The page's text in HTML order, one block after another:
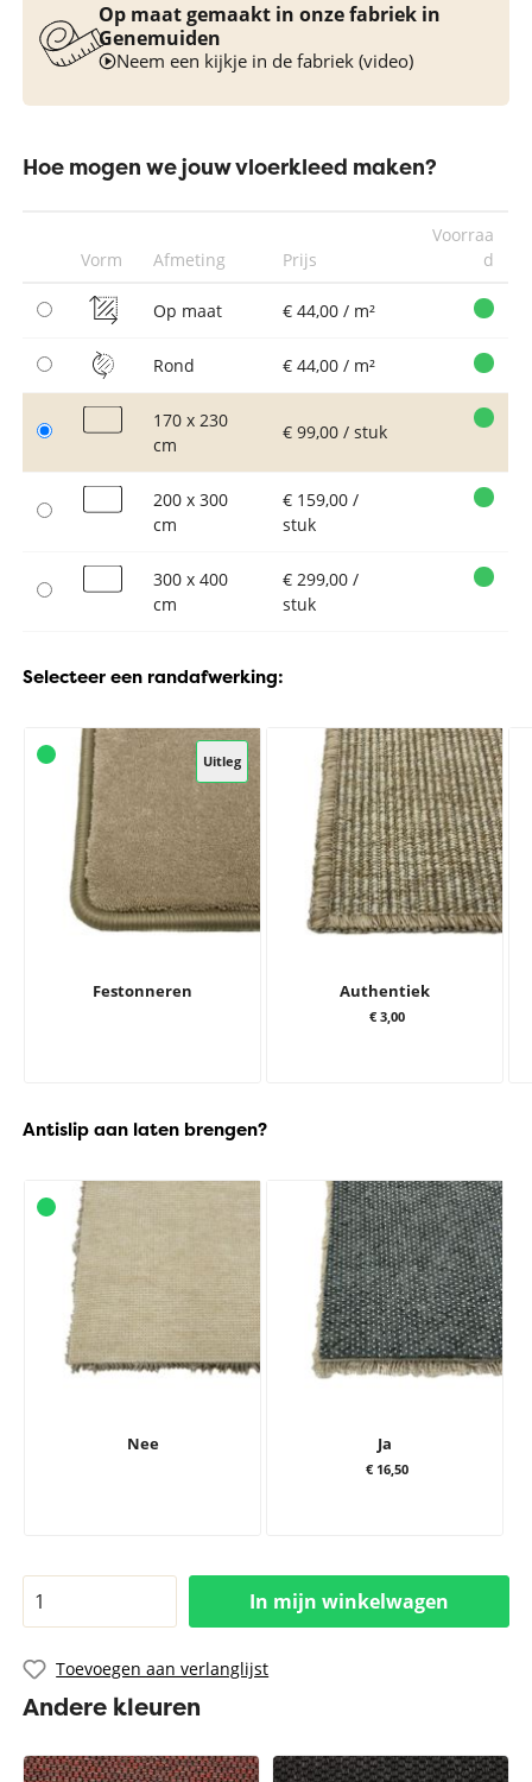
Op maat gemaakt in onze fabriek in
Genemuiden
Neem een kijkje in de fabriek (video)
Hoe mogen we jouw vloerkleed maken?
Vorm Afmeting Prijs
Voorraa
d
Op maat € 44,00 / m²
Rond € 44,00 / m²
170 x 230
cm
€ 99,00 / stuk
200 x 300
cm
€ 159,00 /
stuk
300 x 400
cm
€ 299,00 /
stuk
Selecteer een randafwerking:
Uitleg
Festonneren Authentiek
€ 3,00
Antislip aan laten brengen?
Nee Ja
€ 16,50
In mijn winkelwagen
Toevoegen aan verlanglijst
Andere kleuren